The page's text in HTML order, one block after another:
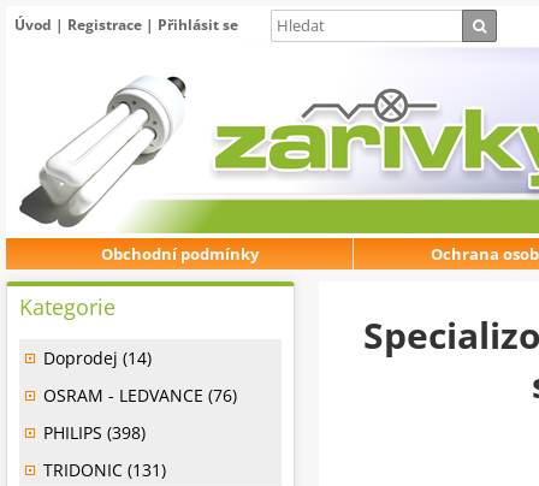
Úvod | Registrace | Přihlásit se
Obchodní podmínky Ochrana
Kategorie
Doprodej (14)
OSRAM - LEDVANCE (76)
PHILIPS (398)
TRIDONIC (131)